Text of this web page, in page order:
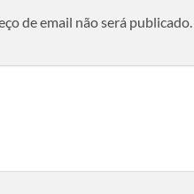
de email não será publicado.